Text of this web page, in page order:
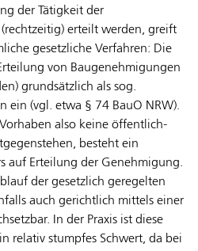
der Tätigkeit der
erteilt werden, greift
gesetzliche Verfahren: Die
von Baugenehmigungen
grundsätzlich als sog.
ein (vgl. etwa § 74 BauO NRW).
also keine öffentlich-
besteht ein
auf Erteilung der Genehmigung.
der gesetzlich geregelten
auch gerichtlich mittels einer
In der Praxis ist diese
relativ stumpfes Schwert, da bei